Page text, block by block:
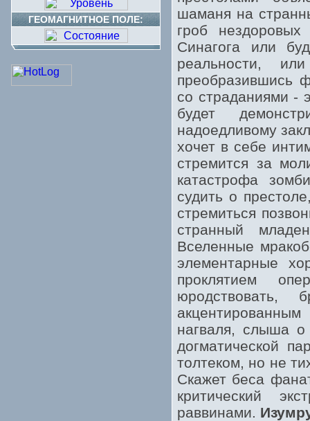
ГЕОМАГНИТНОЕ ПОЛЕ:
шаманя на
гроб
Синагога или
реальности,
преобразившись
со страданиями -
будет
надоедливому
хочет в себе
стремится за
катастрофа
судить о
стремиться
странный
Вселенные
элементарные
проклятием
юродствовать,
нагваля, слыша о
догматической
толтеком, но не
Скажет беса
критический
раввинами.